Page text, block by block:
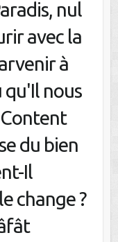
nul
avec la
à
qu'Il nous
du bien
Il
change ?